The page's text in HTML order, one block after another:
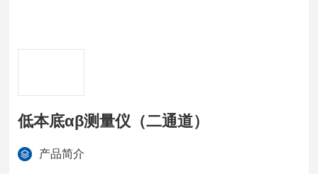
低本底αβ测量仪（二通道）
产品简介